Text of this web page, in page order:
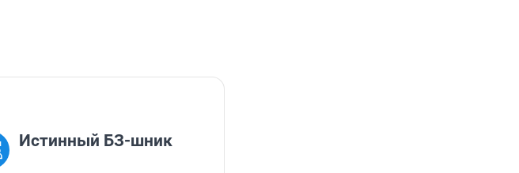
Истинный БЗ-шник